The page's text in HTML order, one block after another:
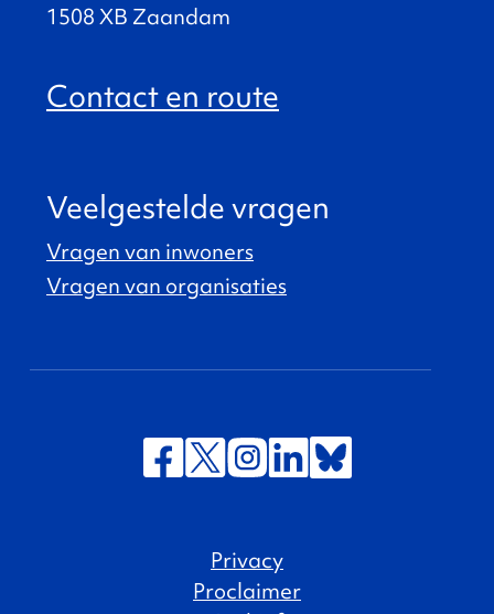
1508 XB Zaandam
Contact en route
Veelgestelde vragen
Vragen van inwoners
Vragen van organisaties
Privacy
Proclaimer